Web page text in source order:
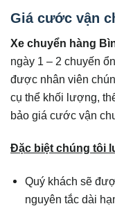
Giá cước vận
Xe chuyển hàng
ngày 1 – 2 chuyến
được nhân viên
cụ thể khối lượng,
bảo giá cước vận
Đặc biệt chúng tôi
Quý khách sẽ
nguyên tắc dài